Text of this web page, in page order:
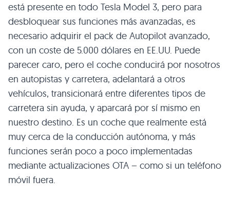
está presente en todo Tesla Model 3, pero para
desbloquear sus funciones más avanzadas, es
necesario adquirir el pack de Autopilot avanzado,
con un coste de 5.000 dólares en EE.UU. Puede
parecer caro, pero el coche conducirá por nosotros
en autopistas y carretera, adelantará a otros
vehículos, transicionará entre diferentes tipos de
carretera sin ayuda, y aparcará por sí mismo en
nuestro destino. Es un coche que realmente está
muy cerca de la conducción autónoma, y más
funciones serán poco a poco implementadas
mediante actualizaciones OTA – como si un teléfono
móvil fuera.